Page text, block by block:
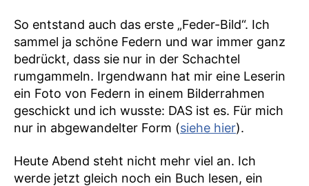
So entstand auch das erste „Feder-Bild“. Ich
sammel ja schöne Federn und war immer ganz
bedrückt, dass sie nur in der Schachtel
rumgammeln. Irgendwann hat mir eine Leserin
ein Foto von Federn in einem Bilderrahmen
geschickt und ich wusste: DAS ist es. Für mich
nur in abgewandelter Form (siehe hier).
Heute Abend steht nicht mehr viel an. Ich
werde jetzt gleich noch ein Buch lesen, ein